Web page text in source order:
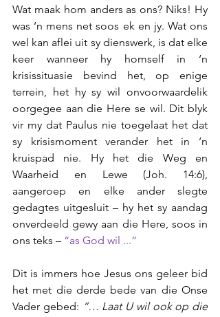
Wat maak hom anders as ons? Niks! Hy
was ‘n mens net soos ek en jy. Wat ons
wel kan aflei uit sy dienswerk, is dat elke
keer wanneer hy homself in ‘n
krisissituasie bevind het, op enige
terrein, het hy sy wil onvoorwaardelik
oorgegee aan die Here se wil. Dit blyk
vir my dat Paulus nie toegelaat het dat
sy krisismoment verander het in ‘n
kruispad nie. Hy het die Weg en
Waarheid en Lewe (Joh. 14:6),
aangeroep en elke ander slegte
gedagtes uitgesluit – hy het sy aandag
onverdeeld gewy aan die Here, soos in
ons teks – “as God wil ...”
Dit is immers hoe Jesus ons geleer bid
het met die derde bede van die Onse
Vader gebed: “… Laat U wil ook op die